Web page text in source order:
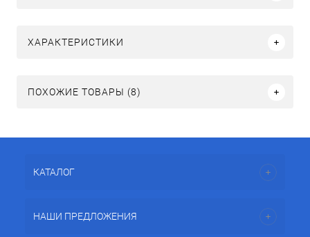
ХАРАКТЕРИСТИКИ
ПОХОЖИЕ ТОВАРЫ (8)
КАТАЛОГ
НАШИ ПРЕДЛОЖЕНИЯ